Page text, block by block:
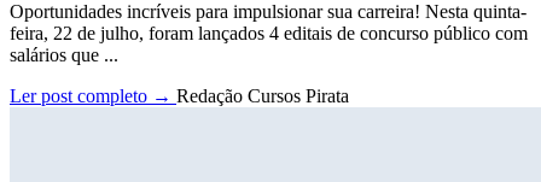
Oportunidades incríveis para impulsionar sua carreira! Nesta quinta-
feira, 22 de julho, foram lançados 4 editais de concurso público com
salários que ...
Ler post completo → Redação Cursos Pirata